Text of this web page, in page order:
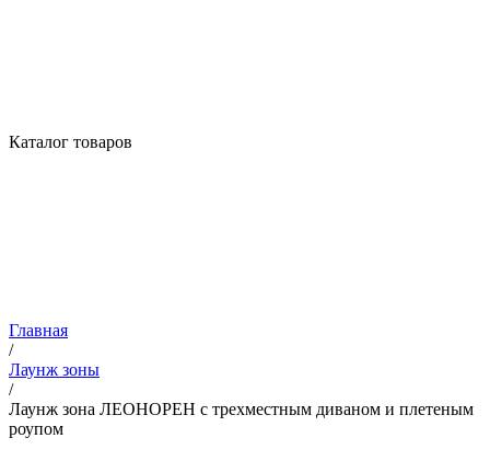
Каталог товаров
Главная
/
Лаунж зоны
/
Лаунж зона ЛЕОНОРЕН с трехместным диваном и плетеным
роупом